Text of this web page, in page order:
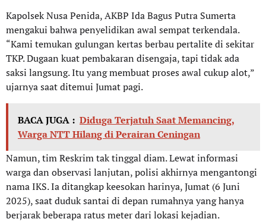
Kapolsek Nusa Penida, AKBP Ida Bagus Putra Sumerta
mengakui bahwa penyelidikan awal sempat terkendala.
“Kami temukan gulungan kertas berbau pertalite di sekitar
TKP. Dugaan kuat pembakaran disengaja, tapi tidak ada
saksi langsung. Itu yang membuat proses awal cukup alot,”
ujarnya saat ditemui Jumat pagi.
BACA JUGA : Diduga Terjatuh Saat Memancing,
Warga NTT Hilang di Perairan Ceningan
Namun, tim Reskrim tak tinggal diam. Lewat informasi
warga dan observasi lanjutan, polisi akhirnya mengantongi
nama IKS. Ia ditangkap keesokan harinya, Jumat (6 Juni
2025), saat duduk santai di depan rumahnya yang hanya
berjarak beberapa ratus meter dari lokasi kejadian.